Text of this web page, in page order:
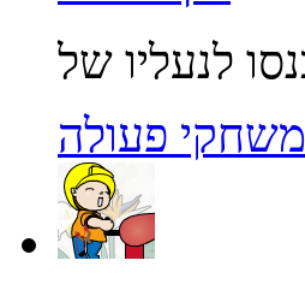
משחקי פעולה